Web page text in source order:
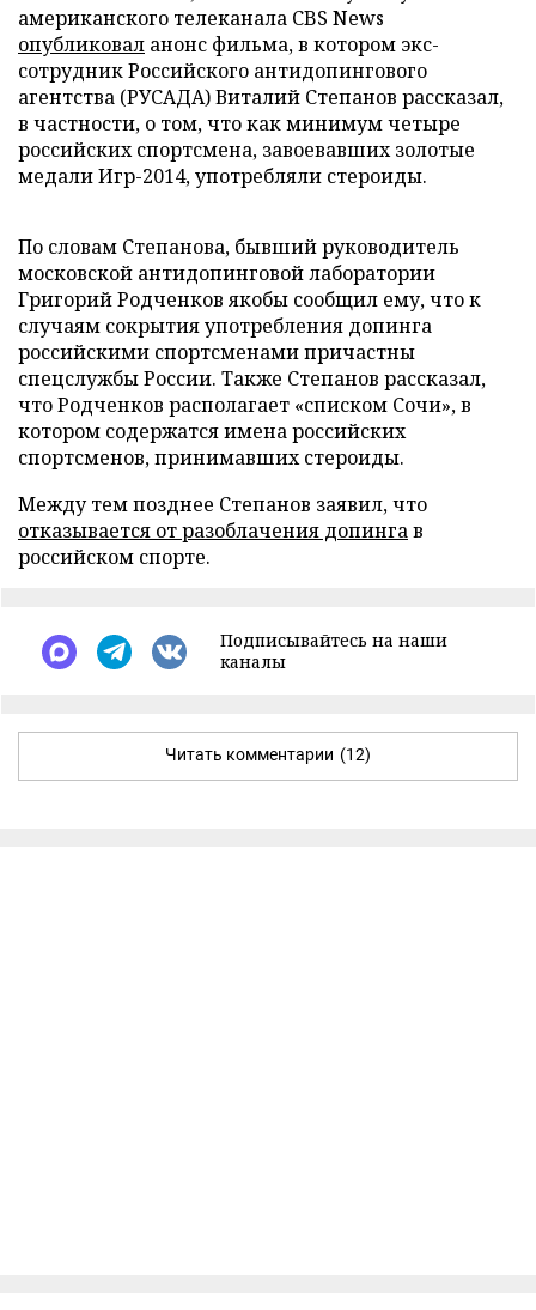
американского телеканала СBS News
опубликовал анонс фильма, в котором экс-
сотрудник Российского антидопингового
агентства (РУСАДА) Виталий Степанов рассказал,
в частности, о том, что как минимум четыре
российских спортсмена, завоевавших золотые
медали Игр-2014, употребляли стероиды.
По словам Степанова, бывший руководитель
московской антидопинговой лаборатории
Григорий Родченков якобы сообщил ему, что к
случаям сокрытия употребления допинга
российскими спортсменами причастны
спецслужбы России. Также Степанов рассказал,
что Родченков располагает «списком Сочи», в
котором содержатся имена российских
спортсменов, принимавших стероиды.
Между тем позднее Степанов заявил, что
отказывается от разоблачения допингав
российском спорте.
Подписывайтесь на наши
каналы
Читать комментарии (12)